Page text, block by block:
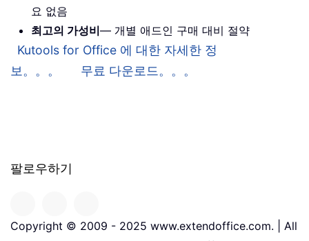
요 없음
최고의 가성비— 개별 애드인 구매 대비 절약
Kutools for Office 에 대한 자세한 정
보。。。
무료 다운로드。。。
팔로우하기
Copyright © 2009 - 2025 www.extendoffice.com. | All